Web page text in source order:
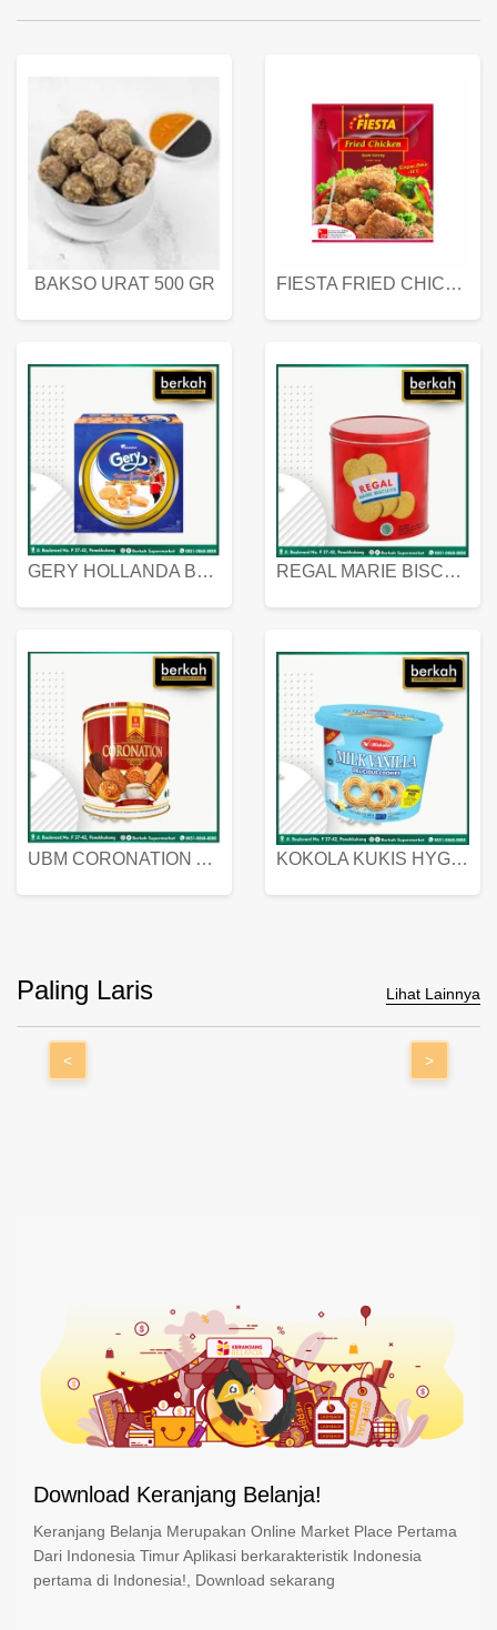
BAKSO URAT 500 GR FIESTA FRIED CHICKEN 500 GR
GERY HOLLANDA BUTTER COOKIES 450 GRAM REGAL MARIE BISCUIT KALENG 550 GRAM
UBM CORONATION ASSORTED BISKUIT KALENG 450 GRAM KOKOLA KUKIS HYGIENIC MILK VANILLA PACK 320 GR
Paling Laris Lihat Lainnya
< >
Download Keranjang Belanja!
Keranjang Belanja Merupakan Online Market Place Pertama
Dari Indonesia Timur Aplikasi berkarakteristik Indonesia
pertama di Indonesia!, Download sekarang